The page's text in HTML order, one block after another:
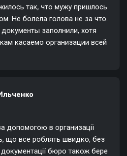
так, что мужу пришлось
Не болела голова не за что.
заполнили, хотя
касаемо организации всей
допомогою в организації
що все роблять швидко, без
бюро також бере